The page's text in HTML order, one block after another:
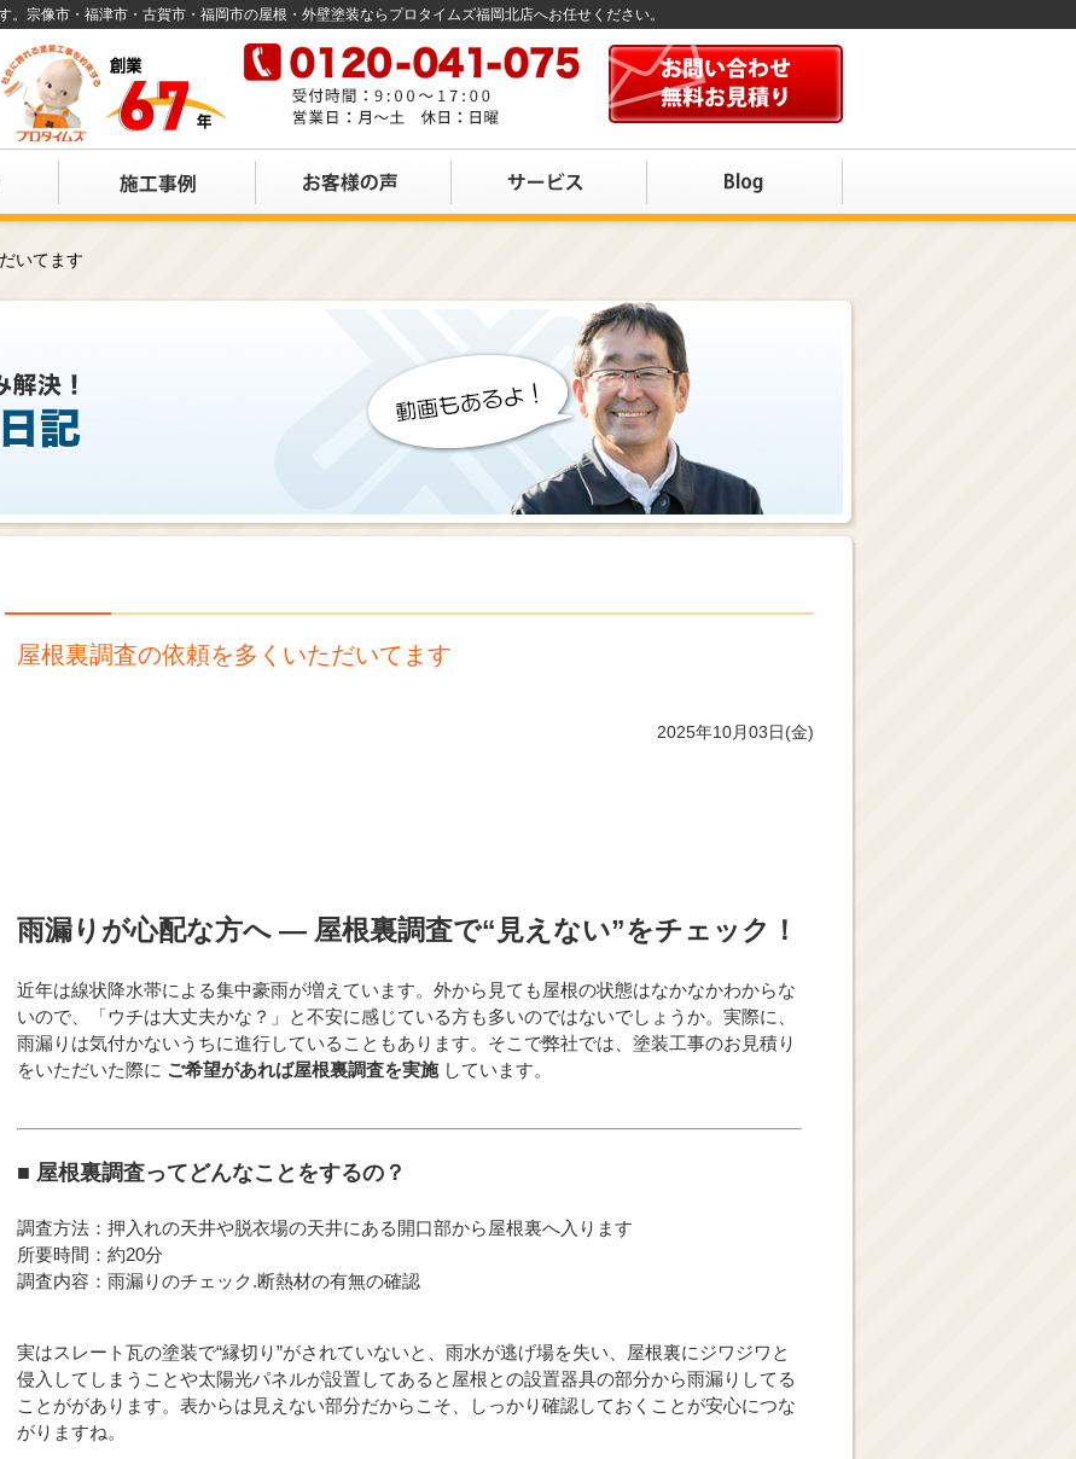
宗像市・福津市・古賀市・福岡市の屋根・外壁塗装ならプロタイムズ福岡北店へお任せください。
いてます
屋根裏調査の依頼を多くいただいてます
2025年10月03日(金)
雨漏りが心配な方へ ― 屋根裏調査で“見えない”をチェック！
近年は線状降水帯による集中豪雨が増えています。外から見ても屋根の状態はなかなかわからな
いので、「ウチは大丈夫かな？」と不安に感じている方も多いのではないでしょうか。実際に、
雨漏りは気付かないうちに進行していることもあります。そこで弊社では、塗装工事のお見積り
をいただいた際に ご希望があれば屋根裏調査を実施しています。
■ 屋根裏調査ってどんなことをするの？
調査方法：押入れの天井や脱衣場の天井にある開口部から屋根裏へ入ります
所要時間：約20分
調査内容：雨漏りのチェック.断熱材の有無の確認
実はスレート瓦の塗装で“縁切り”がされていないと、雨水が逃げ場を失い、屋根裏にジワジワと
侵入してしまうことや太陽光パネルが設置してあると屋根との設置器具の部分から雨漏りしてる
ことががあります。表からは見えない部分だからこそ、しっかり確認しておくことが安心につな
がりますね。